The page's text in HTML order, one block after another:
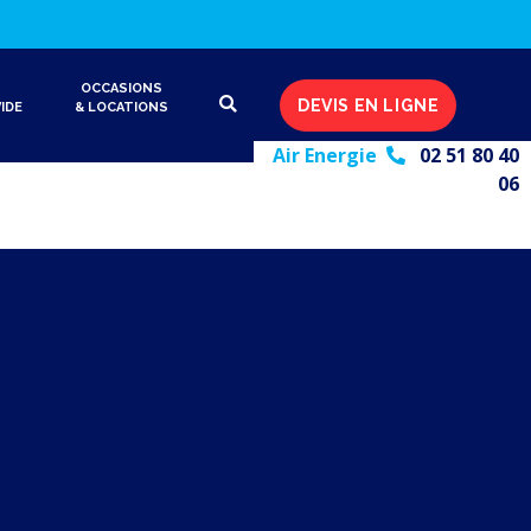
OCCASIONS
& LOCATIONS
DEVIS EN LIGNE
Air Energie
02 51 80 40
06